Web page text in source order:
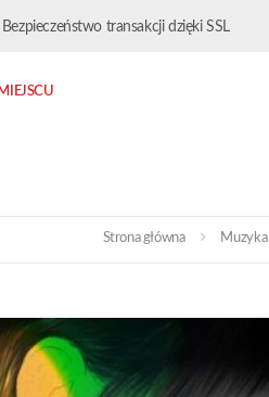
Bezpieczeństwo transakcji dzięki SSL
Strona główna Muzyka